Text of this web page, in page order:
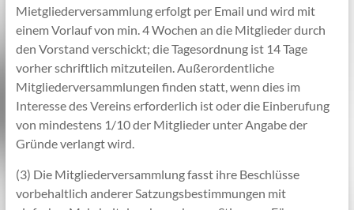
Mietgliederversammlung erfolgt per Email und wird mit
einem Vorlauf von min. 4 Wochen an die Mitglieder durch
den Vorstand verschickt; die Tagesordnung ist 14 Tage
vorher schriftlich mitzuteilen. Außerordentliche
Mitgliederversammlungen finden statt, wenn dies im
Interesse des Vereins erforderlich ist oder die Einberufung
von mindestens 1/10 der Mitglieder unter Angabe der
Gründe verlangt wird.
(3) Die Mitgliederversammlung fasst ihre Beschlüsse
vorbehaltlich anderer Satzungsbestimmungen mit